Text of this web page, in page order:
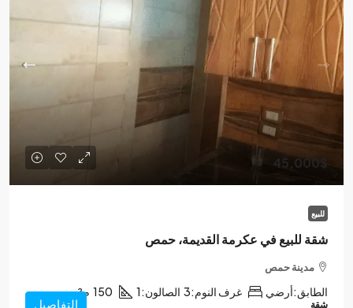
45,000$
للبيع
شقة للبيع في عكرمة القديمة، حمص
مدينة حمص
الطابق:أرضي غرف النوم:3 الصالون:1
150 م²
شقة التفاصيل